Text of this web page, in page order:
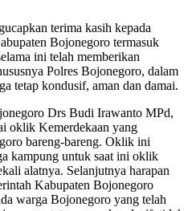
terima kasih kepada
Bojonegoro termasuk
ini telah memberikan
Polres Bojonegoro, dalam
tetap kondusif, aman dan damai.
Drs Budi Irawanto MPd,
oklik Kemerdekaan yang
bareng-bareng. Oklik ini
kampung untuk saat ini oklik
alatnya. Selanjutnya harapan
Kabupaten Bojonegoro
warga Bojonegoro yang telah